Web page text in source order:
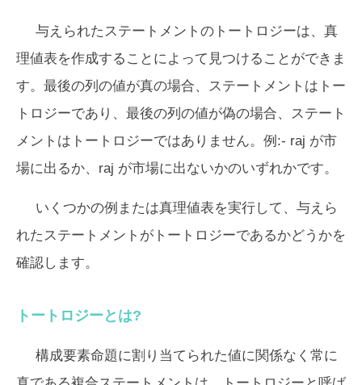
与えられたステートメントのトートロジーは、真
理値表を作成することによって見つけることができま
す。最後の列の値が真の場合、ステートメントはトー
トロジーであり、最後の列の値が偽の場合、ステート
メントはトートロジーではありません。例:- raj が市
場に出るか、raj が市場に出ないかのいずれかです。
いくつかの例または真理値表を実行して、与えら
れたステートメントがトートロジーであるかどうかを
確認します。
トートロジーとは?
構成要素命題に割り当てられた値に関係なく常に